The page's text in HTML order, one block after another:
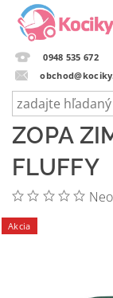
0948 535 672
ZOPA
FLUFFY
Akcia